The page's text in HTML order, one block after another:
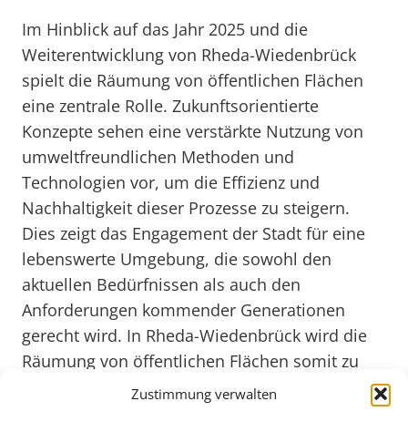
Zustimmung verwalten
Im Hinblick auf das Jahr 2025 und die
Weiterentwicklung von Rheda-Wiedenbrück
spielt die Räumung von öffentlichen Flächen
eine zentrale Rolle. Zukunftsorientierte
Konzepte sehen eine verstärkte Nutzung von
umweltfreundlichen Methoden und
Technologien vor, um die Effizienz und
Nachhaltigkeit dieser Prozesse zu steigern.
Dies zeigt das Engagement der Stadt für eine
lebenswerte Umgebung, die sowohl den
aktuellen Bedürfnissen als auch den
Anforderungen kommender Generationen
gerecht wird. In Rheda-Wiedenbrück wird die
Räumung von öffentlichen Flächen somit zu
einem wichtigen Baustein einer